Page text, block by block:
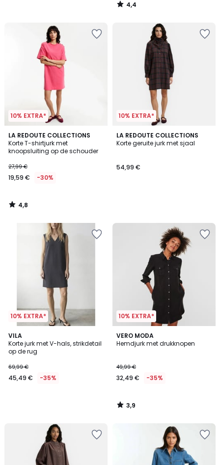
4,4
/
10% EXTRA*
LA REDOUTE COLLECTIONS
Korte T-shirtjurk met
knoopsluiting op de schouder
27,99 €
19,59 € -30%
4,8
/ 5
4,8
/
10% EXTRA*
LA REDOUTE COLLECTIONS
Korte geruite jurk met sjaal
54,99 €
10% EXTRA*
VILA
Korte jurk met V-hals, strikdetail
op de rug
69,99 €
45,49 € -35%
10% EXTRA*
VERO MODA
Hemdjurk met drukknopen
49,99 €
32,49 € -35%
3,9
/ 5
3,9
/